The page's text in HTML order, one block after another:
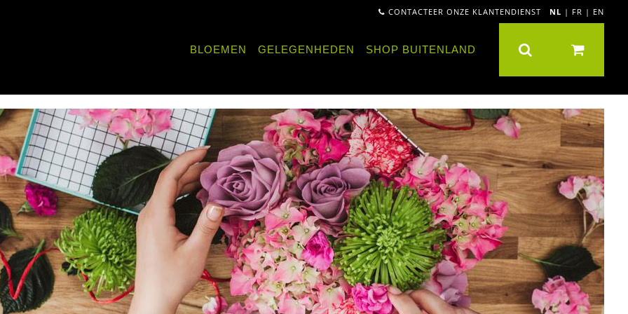
CONTACTEER ONZE KLANTENDIENST NL | FR | EN
BLOEMEN
MET WIJN
GELEGENHEDEN
PLEZIER
BETERSCHAP
UITVAART
VADERDAG
SECRETARESSEDAG
SHOP BUITENLAND